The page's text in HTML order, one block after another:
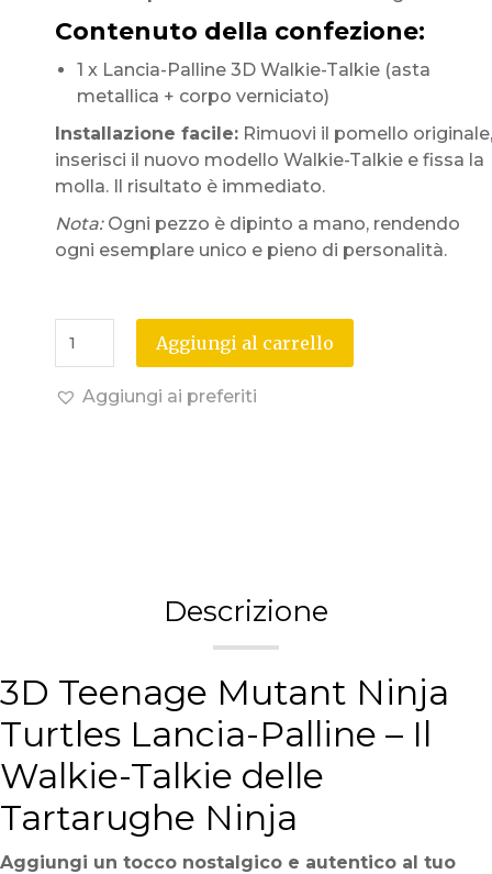
Contenuto della confezione:
1 x Lancia-Palline 3D Walkie-Talkie (asta
metallica + corpo verniciato)
Installazione facile: Rimuovi il pomello originale,
inserisci il nuovo modello Walkie-Talkie e fissa la
molla. Il risultato è immediato.
Nota:Ogni pezzo è dipinto a mano, rendendo
ogni esemplare unico e pieno di personalità.
Aggiungi al carrello
Aggiungi ai preferiti
Descrizione
3D Teenage Mutant Ninja
Turtles Lancia-Palline – Il
Walkie-Talkie delle
Tartarughe Ninja
Aggiungi un tocco nostalgico e autentico al tuo